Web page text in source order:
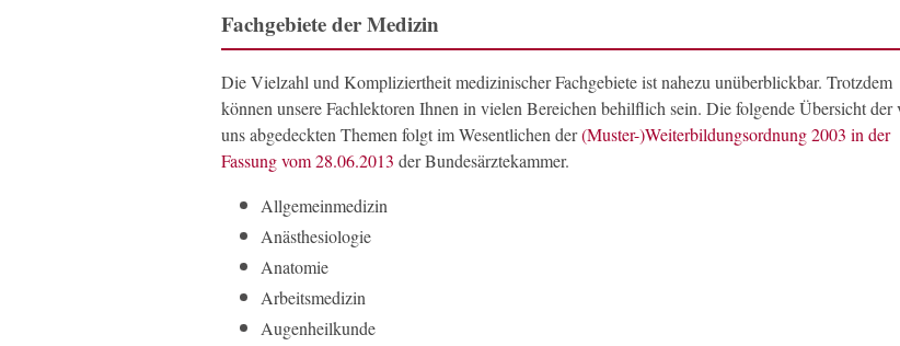
Fachgebiete der Medizin
Die Vielzahl und Kompliziertheit medizinischer Fachgebiete ist nahezu unüberblickbar. Trotzdem
können unsere Fachlektoren Ihnen in vielen Bereichen behilflich sein. Die folgende Übersicht der
uns abgedeckten Themen folgt im Wesentlichen der(Muster-)Weiterbildungsordnung 2003 in der
Fassung vom 28.06.2013 der Bundesärztekammer.
Allgemeinmedizin
Anästhesiologie
Anatomie
Arbeitsmedizin
Augenheilkunde